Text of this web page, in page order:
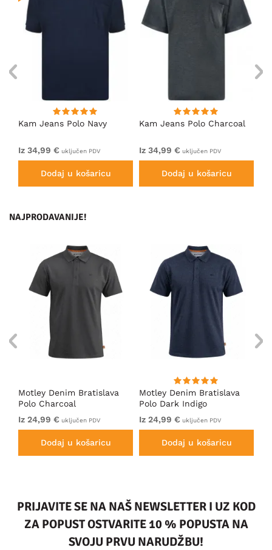
Kam Jeans Polo Navy
Iz 34,99 € uključen PDV
Dodaj u košaricu
Kam Jeans Polo Charcoal
Iz 34,99 € uključen PDV
Dodaj u košaricu
NAJPRODAVANIJE!
Motley Denim Bratislava
Polo Charcoal
Iz 24,99 € uključen PDV
Dodaj u košaricu
Motley Denim Bratislava
Polo Dark Indigo
Iz 24,99 € uključen PDV
Dodaj u košaricu
PRIJAVITE SE NA NAŠ NEWSLETTER I UZ KOD
ZA POPUST OSTVARITE 10 % POPUSTA NA
SVOJU PRVU NARUDŽBU!